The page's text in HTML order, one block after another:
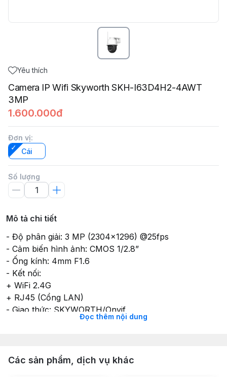
Yêu thích
Camera IP Wifi Skyworth SKH-I63D4H2-4AWT
3MP
1.600.000đ
Đơn vị:
Cái
Số lượng
Mô tả chi tiết
- Độ phân giải: 3 MP (2304x1296) @25fps
- Cảm biến hình ảnh: CMOS 1/2.8”
- Ống kính: 4mm F1.6
- Kết nối:
+ WiFi 2.4G
+ RJ45 (Cổng LAN)
- Giao thức: SKYWORTH/Onvif
- Nguồn điện: 12V/1A DC
- Chuẩn nén hình ảnh: H.265+/H.265/H.264
Đọc thêm nội dung
Các sản phẩm, dịch vụ khác